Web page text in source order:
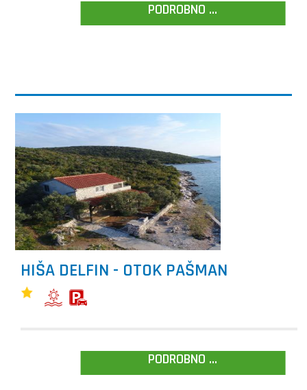
PODROBNO ...
HIŠA DELFIN - OTOK PAŠMAN
PODROBNO ...